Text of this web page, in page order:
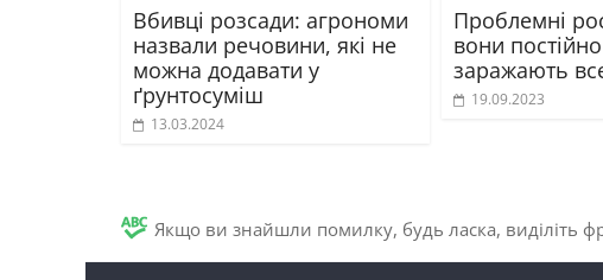
Вбивці розсади: агрономи
назвали речовини, які не
можна додавати у
ґрунтосуміш
13.03.2024
Проблемні
вони
заражають
19.09.2023
Якщо ви знайшли помилку, будь ласка, виділіть